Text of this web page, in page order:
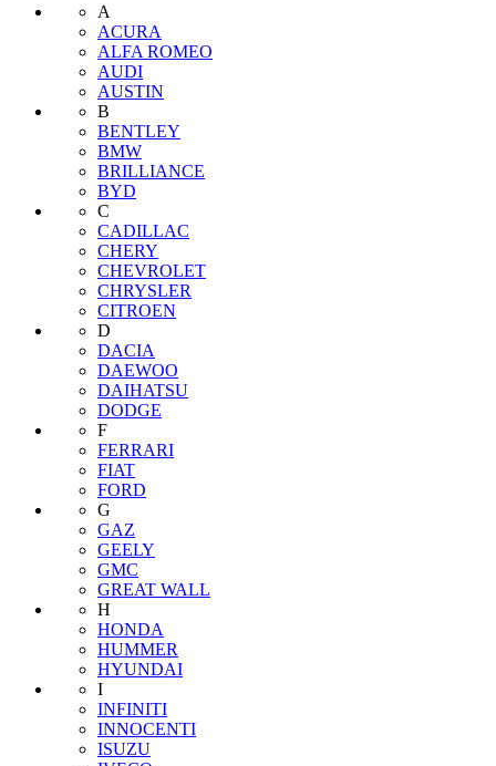
A
ACURA
ALFA ROMEO
AUDI
AUSTIN
B
BENTLEY
BMW
BRILLIANCE
BYD
C
CADILLAC
CHERY
CHEVROLET
CHRYSLER
CITROEN
D
DACIA
DAEWOO
DAIHATSU
DODGE
F
FERRARI
FIAT
FORD
G
GAZ
GEELY
GMC
GREAT WALL
H
HONDA
HUMMER
HYUNDAI
I
INFINITI
INNOCENTI
ISUZU